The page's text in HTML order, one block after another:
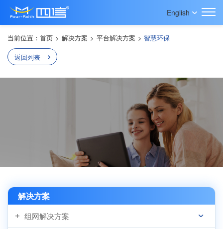
English
当前位置： 首页 > 解决方案 > 平台解决方案 > 智慧环保
返回列表
解决方案
组网解决方案